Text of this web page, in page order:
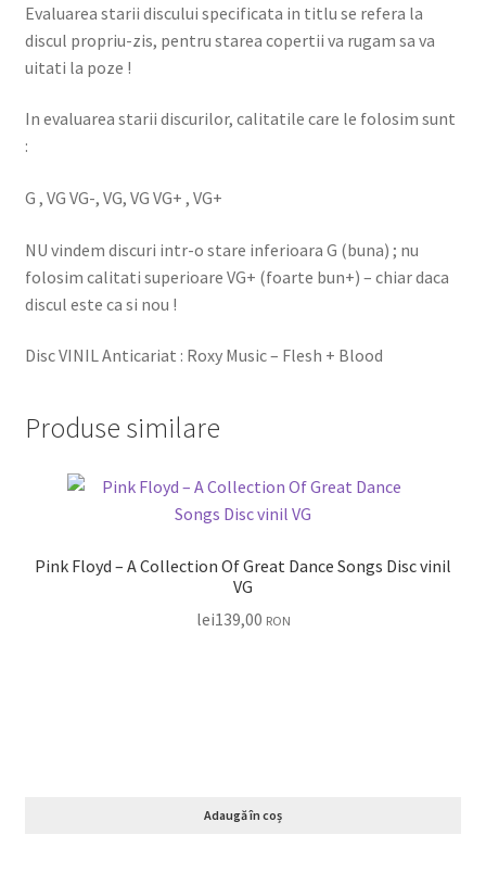
Evaluarea starii discului specificata in titlu se refera la
discul propriu-zis, pentru starea copertii va rugam sa va
uitati la poze !
In evaluarea starii discurilor, calitatile care le folosim sunt
:
G , VG VG-, VG, VG VG+ , VG+
NU vindem discuri intr-o stare inferioara G (buna) ; nu
folosim calitati superioare VG+ (foarte bun+) – chiar daca
discul este ca si nou !
Disc VINIL Anticariat : Roxy Music – Flesh + Blood
Produse similare
Pink Floyd – A Collection Of Great Dance Songs Disc vinil
VG
lei139,00 RON
Adaugă în coș